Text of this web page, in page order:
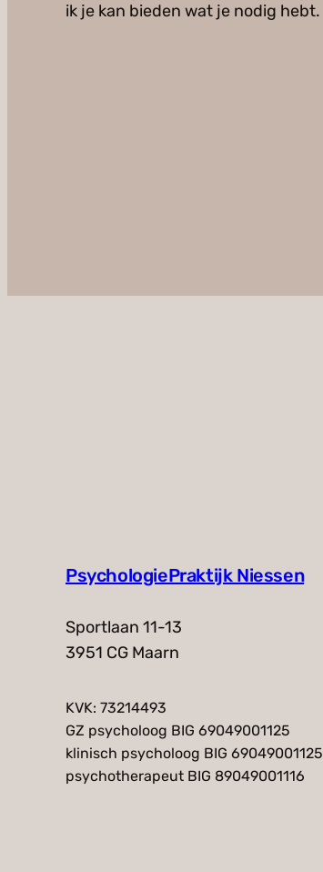
ik je kan bieden wat je nodig hebt.
PsychologiePraktijk Niessen
Sportlaan 11-13
3951 CG Maarn
KVK: 73214493
GZ psycholoog BIG 69049001125
klinisch psycholoog BIG 69049001125
psychotherapeut BIG 89049001116